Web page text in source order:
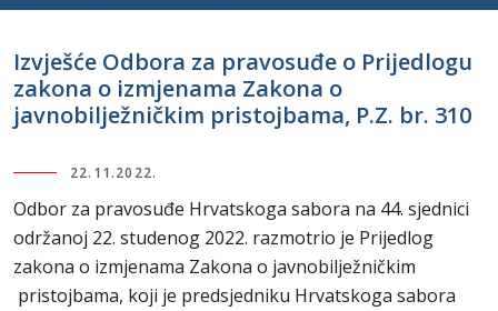
Izvješće Odbora za pravosuđe o Prijedlogu
zakona o izmjenama Zakona o
javnobilježničkim pristojbama, P.Z. br. 310
22.11.2022.
Odbor za pravosuđe Hrvatskoga sabora na 44. sjednici
održanoj 22. studenog 2022. razmotrio je Prijedlog
zakona o izmjenama Zakona o javnobilježničkim
pristojbama, koji je predsjedniku Hrvatskoga sabora